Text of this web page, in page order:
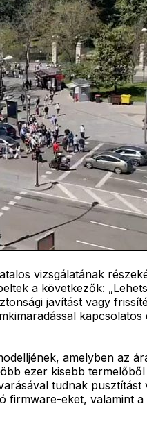
vizsgálatának
a következők:
javítást vagy
amelyben az
ezer kisebb
tudnak
eket, valamint